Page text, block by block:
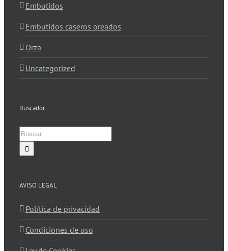
Embutidos
Embutidos caseros oreados
Orza
Uncategorized
Buscador
Buscar:
AVISO LEGAL
Política de privacidad
Condiciones de uso